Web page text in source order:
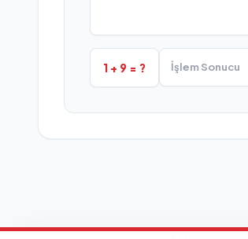
1 + 9 = ?